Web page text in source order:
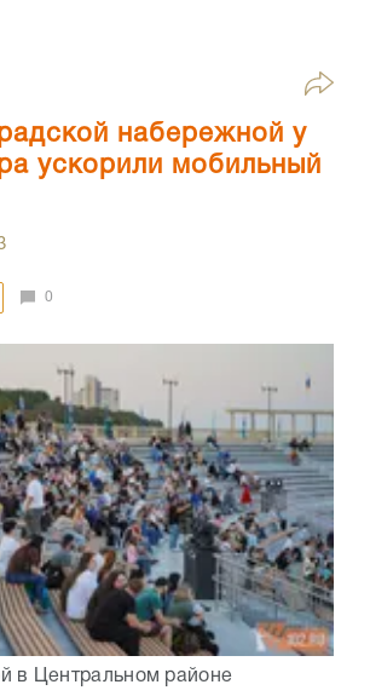
набережной у
ускорили мобильный
0
в Центральном районе